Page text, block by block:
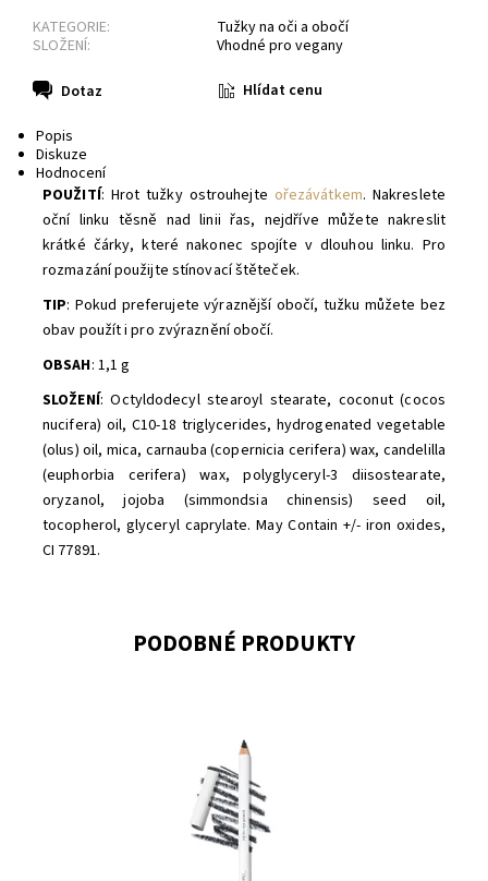
KATEGORIE:
Tužky na oči a obočí
SLOŽENÍ:
Vhodné pro vegany
Dotaz Hlídat cenu
Popis
Diskuze
Hodnocení
POUŽITÍ: Hrot tužky ostrouhejte ořezávátkem. Nakreslete
oční linku těsně nad linii řas, nejdříve můžete nakreslit
krátké čárky, které nakonec spojíte v dlouhou linku. Pro
rozmazání použijte stínovací štěteček.
TIP: Pokud preferujete výraznější obočí, tužku můžete bez
obav použít i pro zvýraznění obočí.
OBSAH: 1,1 g
SLOŽENÍ:Octyldodecyl stearoyl stearate, coconut (cocos
nucifera) oil, C10-18 triglycerides, hydrogenated vegetable
(olus) oil, mica, carnauba (copernicia cerifera) wax, candelilla
(euphorbia cerifera) wax, polyglyceryl-3 diisostearate,
oryzanol, jojoba (simmondsia chinensis) seed oil,
tocopherol, glyceryl caprylate. May Contain +/- iron oxides,
CI 77891.
PODOBNÉ PRODUKTY